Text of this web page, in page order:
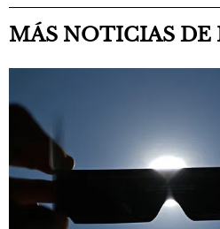
MÁS NOTICIAS DE